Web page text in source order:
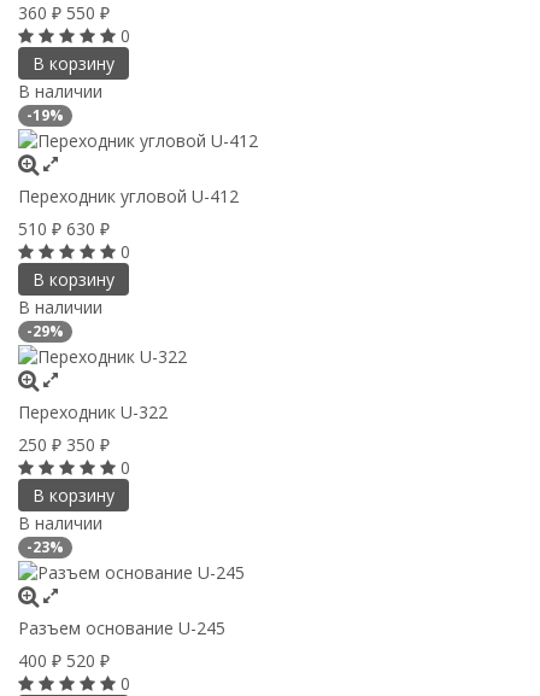
360 ₽ 550 ₽
0
В корзину
В наличии
-19%
Переходник угловой U-412
510 ₽ 630 ₽
0
В корзину
В наличии
-29%
Переходник U-322
250 ₽ 350 ₽
0
В корзину
В наличии
-23%
Разъем основание U-245
400 ₽ 520 ₽
0